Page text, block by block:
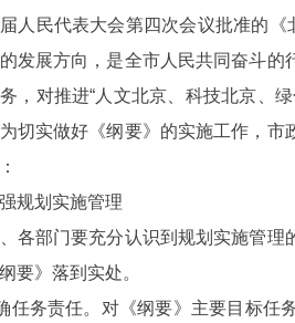
个人服务
便民服务
民代表大会第四次会议批准的《
发展方向，是全市人民共同奋斗
，对推进“人文北京、科技北京、
切实做好《纲要》的实施工作，市
划实施管理
部门要充分认识到规划实施管理
要》落到实处。
务责任。对《纲要》主要目标任务